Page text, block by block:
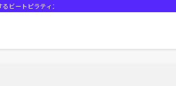
ビートピラティス山形本町店ブログ